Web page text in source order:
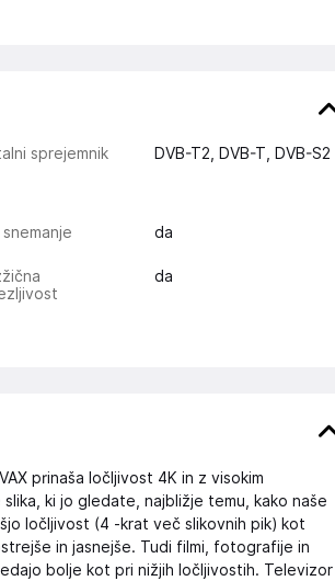
sprejemnik DVB-T2, DVB-T, DVB-S2
snemanje da
da
prinaša ločljivost 4K in z visokim
ki jo gledate, najbližje temu, kako naše
ločljivost (4 -krat več slikovnih pik) kot
in jasnejše. Tudi filmi, fotografije in
bolje kot pri nižjih ločljivostih. Televizor